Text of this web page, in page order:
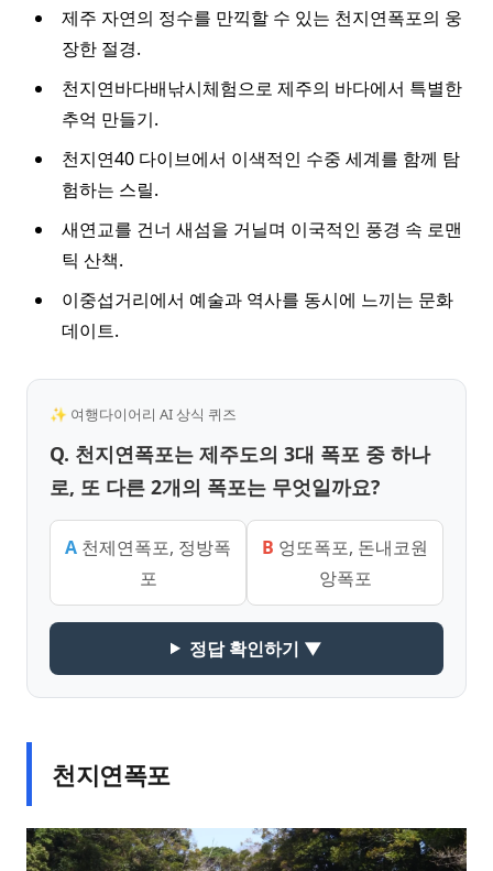
제주 자연의 정수를 만끽할 수 있는 천지연폭포의 웅
장한 절경.
천지연바다배낚시체험으로 제주의 바다에서 특별한
추억 만들기.
천지연40 다이브에서 이색적인 수중 세계를 함께 탐
험하는 스릴.
새연교를 건너 새섬을 거닐며 이국적인 풍경 속 로맨
틱 산책.
이중섭거리에서 예술과 역사를 동시에 느끼는 문화
데이트.
✨ 여행다이어리 AI 상식 퀴즈
Q. 천지연폭포는 제주도의 3대 폭포 중 하나
로, 또 다른 2개의 폭포는 무엇일까요?
A 천제연폭포, 정방폭
포
B 엉또폭포, 돈내코원
앙폭포
정답 확인하기 ▼
천지연폭포